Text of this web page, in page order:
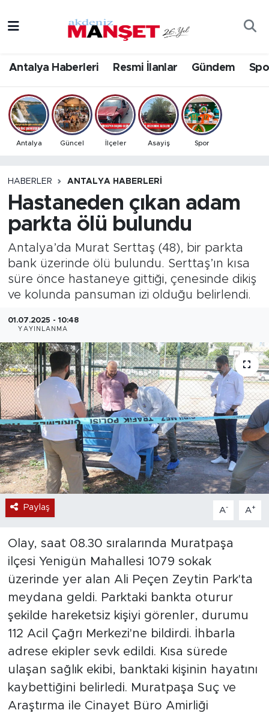
Antalya Haberleri Resmi İlanlar Gündem
Antalya Güncel İlçeler Asayiş Spor
HABERLER ANTALYA HABERLERI
Hastaneden çıkan adam
parkta ölü bulundu
Antalya’da Murat Serttaş (48), bir parkta
bank üzerinde ölü bulundu. Serttaş’ın kısa
süre önce hastaneye gittiği, çenesinde dikiş
ve kolunda pansuman izi olduğu belirlendi.
01.07.2025 - 10:48
YAYINLANMA
Paylaş A- A+
Olay, saat 08.30 sıralarında Muratpaşa
ilçesi Yenigün Mahallesi 1079 sokak
üzerinde yer alan Ali Peçen Zeytin Park'ta
meydana geldi. Parktaki bankta oturur
şekilde hareketsiz kişiyi görenler, durumu
112 Acil Çağrı Merkezi'ne bildirdi. İhbarla
adrese ekipler sevk edildi. Kısa sürede
ulaşan sağlık ekibi, banktaki kişinin hayatını
kaybettiğini belirledi. Muratpaşa Suç ve
Araştırma ile Cinayet Büro Amirliği
Bilim & Teknoloji
Eğitim
Ekonomi
Gündem
İlçeler
Kültür- Sanat
Magazin
Özel Haber
Politika
Resmi İlanlar
Sağlık
Spor
Turizm
Antalya Hava Durumu
Antalya Namaz Vakitleri
Antalya Trafik Yoğunluk Haritası
Tüm Manşetler
Son Dakika Haberleri
Haber Arşivi